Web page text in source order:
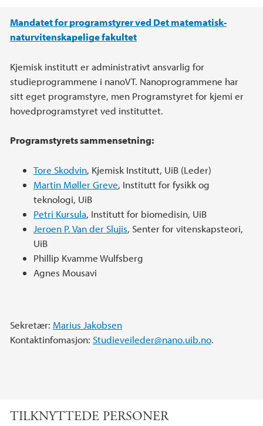
Hovedinnhold
Mandatet for programstyrer ved Det matematisk-
naturvitenskapelige fakultet
Kjemisk institutt er administrativt ansvarlig for
studieprogrammene i nanoVT. Nanoprogrammene har
sitt eget programstyre, men Programstyret for kjemi er
hovedprogramstyret ved instituttet.
Programstyrets sammensetning:
Tore Skodvin, Kjemisk Institutt, UiB (Leder)
Martin Møller Greve, Institutt for fysikk og
teknologi, UiB
Petri Kursula, Institutt for biomedisin, UiB
Jeroen P. Van der Slujis, Senter for vitenskapsteori,
UiB
Phillip Kvamme Wulfsberg
Agnes Mousavi
Sekretær: Marius Jakobsen
Kontaktinfomasjon: Studieveileder@nano.uib.no.
TILKNYTTEDE PERSONER